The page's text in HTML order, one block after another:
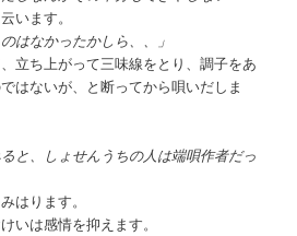
います。
はなかったかしら、、」
立ち上がって三味線をとり、調子をあ
はないが、と断ってから唄いだしま
と、しょせんうちの人は端唄作者だっ
はります。
いは感情を抑えます。